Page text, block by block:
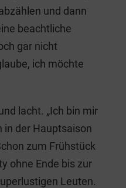
und dann
beachtliche
gar nicht
ich möchte
lacht. „Ich bin mir
in der Hauptsaison
zum Frühstück
ohne Ende bis zur
Leuten.